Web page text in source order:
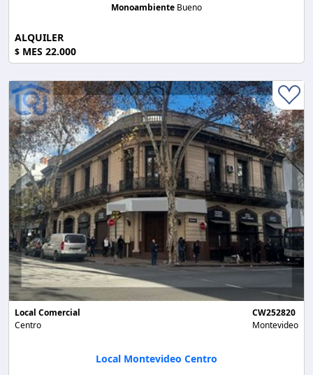
Monoambiente Bueno
ALQUILER
$ MES 22.000
Local Comercial
Centro
CW252820
Montevideo
Local Montevideo Centro